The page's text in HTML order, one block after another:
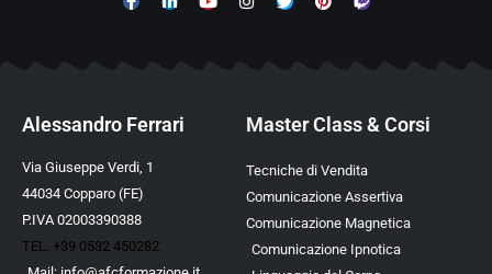
Alessandro Ferrari
Via Giuseppe Verdi, 1
44034 Copparo (FE)
P.IVA 02003390388
TEL. +39 0532 450282
Master Class & Corsi
Tecniche di Vendita
Comunicazione Assertiva
Comunicazione Magnetica
Comunicazione Ipnotica